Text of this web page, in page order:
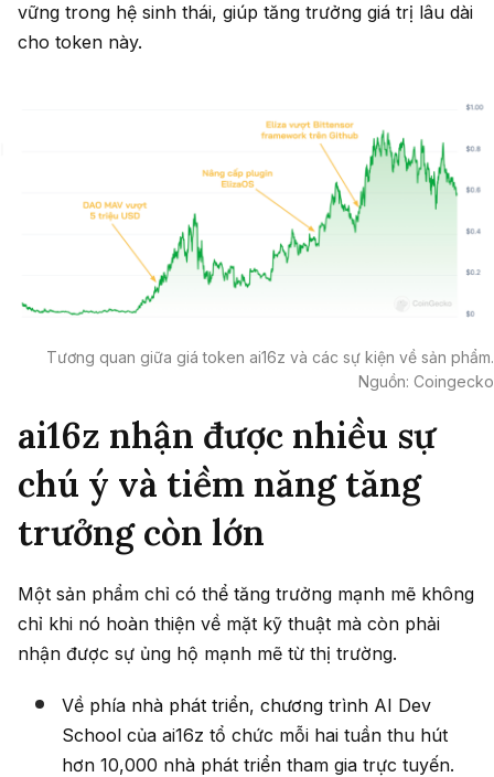
vững trong hệ sinh thái, giúp tăng trưởng giá trị lâu dài
cho token này.
Tương quan giữa giá token ai16z và các sự kiện về sản phẩm.
Nguồn: Coingecko
ai16z nhận được nhiều sự
chú ý và tiềm năng tăng
trưởng còn lớn
Một sản phẩm chỉ có thể tăng trưởng mạnh mẽ không
chỉ khi nó hoàn thiện về mặt kỹ thuật mà còn phải
nhận được sự ủng hộ mạnh mẽ từ thị trường.
Về phía nhà phát triển, chương trình AI Dev
School của ai16z tổ chức mỗi hai tuần thu hút
hơn 10,000 nhà phát triển tham gia trực tuyến.